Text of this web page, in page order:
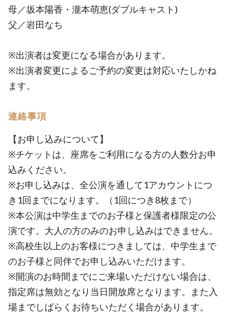
母／坂本陽香・瀧本萌恵(ダブルキャスト)
父／岩田なち
※出演者は変更になる場合があります。
※出演者変更によるご予約の変更は対応いたしかね
ます。
連絡事項
【お申し込みについて】
※チケットは、座席をご利用になる方の人数分お申
込みください。
※お申し込みは、全公演を通して1アカウントにつ
き1回までになります。（1回につき8枚まで）
※本公演は中学生までのお子様と保護者様限定の公
演です。大人の方のみのお申し込みはできません。
※高校生以上のお客様につきましては、中学生まで
のお子様と同伴でお申し込みいただけます。
※開演のお時間までにご来場いただけない場合は、
指定席は無効となり当日開放席となります。また入
場までしばらくお待ちいただく場合があります。